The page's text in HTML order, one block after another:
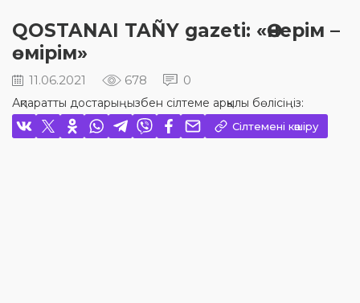
QOSTANAI TAÑY gazeti: «Өнерім –
өмірім»
11.06.2021 678 0
Ақпаратты достарыңызбен сілтеме арқылы бөлісіңіз:
Сілтемені көшіру